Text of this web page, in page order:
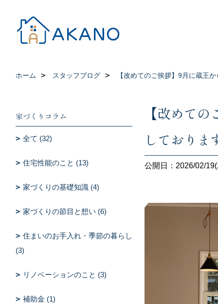
ホーム スタッフブログ 【改めてのご挨拶】9月に蔵王
【改めて
しておりま
公開日：2026/02/
家づくりコラム
全て (32)
住宅性能のこと (13)
家づくりの基礎知識 (4)
家づくりの節目と想い (6)
住まいのお手入れ・季節の暮らし
(3)
リノベーションのこと (3)
補助金 (1)